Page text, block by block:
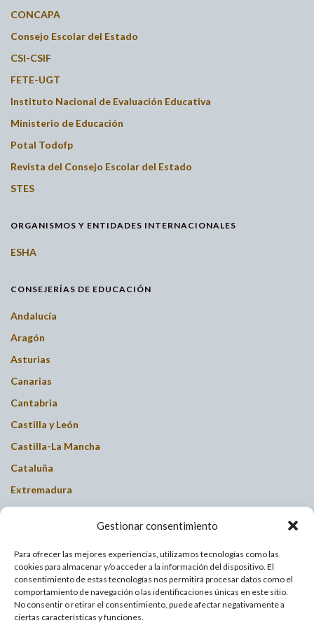
Gestionar consentimiento
Para ofrecer las mejores experiencias, utilizamos tecnologías como las
cookies para almacenar y/o acceder a la información del dispositivo. El
consentimiento de estas tecnologías nos permitirá procesar datos como el
comportamiento de navegación o las identificaciones únicas en este sitio.
No consentir o retirar el consentimiento, puede afectar negativamente a
ciertas características y funciones.
CONCAPA
Consejo Escolar del Estado
CSI-CSIF
FETE-UGT
Instituto Nacional de Evaluación Educativa
Ministerio de Educación
Potal Todofp
Revista del Consejo Escolar del Estado
STES
ORGANISMOS Y ENTIDADES INTERNACIONALES
ESHA
CONSEJERÍAS DE EDUCACIÓN
Andalucía
Aragón
Asturias
Canarias
Cantabria
Castilla y León
Castilla-La Mancha
Cataluña
Extremadura
La Rioja
Madrid
Murcia
Navarra